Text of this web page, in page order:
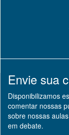
Envie sua
Disponibilizamos
comentar nossas
sobre nossas
em debate.